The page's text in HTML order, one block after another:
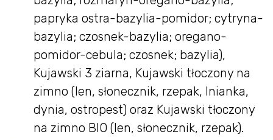
papryka ostra-bazylia-pomidor; cytryna-
bazylia; czosnek-bazylia; oregano-
pomidor-cebula; czosnek; bazylia),
Kujawski 3 ziarna, Kujawski tłoczony na
zimno (len, słonecznik, rzepak, lnianka,
dynia, ostropest) oraz Kujawski tłoczony
na zimno BIO (len, słonecznik, rzepak).